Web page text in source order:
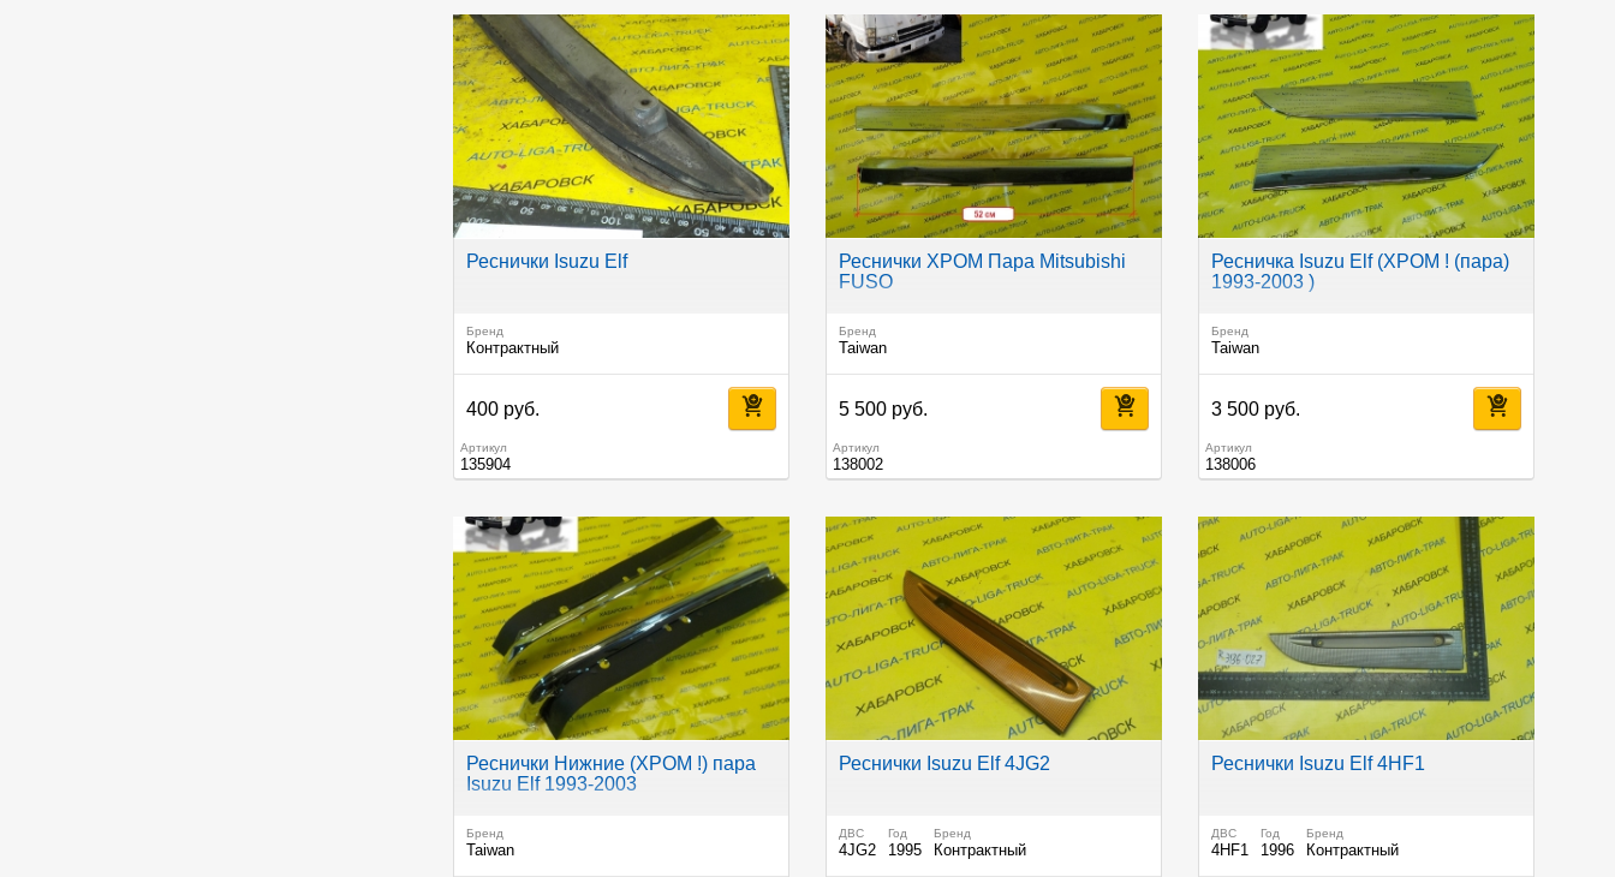
Реснички Isuzu Elf
Бренд
Контрактный
400 руб.
Артикул
135904
Реснички ХРОМ Пара Mitsubishi
FUSO
Бренд
Taiwan
5 500 руб.
Артикул
138002
Ресничка Isuzu Elf (ХРОМ ! (пара)
1993-2003 )
Бренд
Taiwan
3 500 руб.
Артикул
138006
Реснички Нижние (ХРОМ !) пара
Isuzu Elf 1993-2003
Бренд
Taiwan
Реснички Isuzu Elf 4JG2
ДВС
4JG2
Год
1995
Бренд
Контрактный
Реснички Isuzu Elf 4HF1
ДВС
4HF1
Год
1996
Бренд
Контрактный